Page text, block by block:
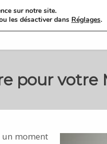
Accueil
pour votre
un moment
sur notre site.
les désactiver dans Réglages.